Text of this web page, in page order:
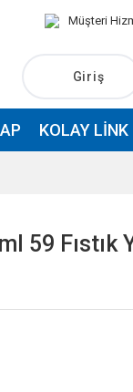
Müşteri
Giriş
KOLAY LINK
59 Fıstık